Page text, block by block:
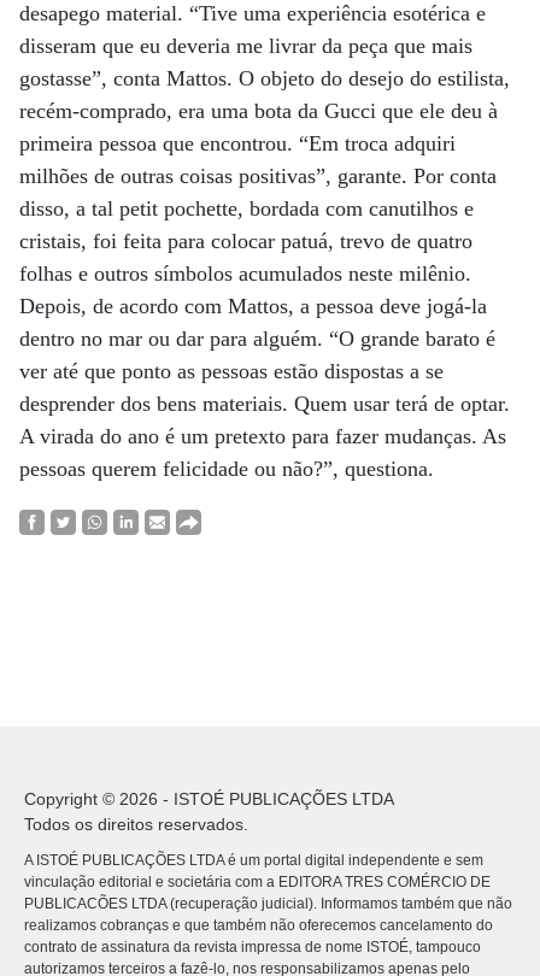
desapego material. “Tive uma experiência esotérica e
disseram que eu deveria me livrar da peça que mais
gostasse”, conta Mattos. O objeto do desejo do estilista,
recém-comprado, era uma bota da Gucci que ele deu à
primeira pessoa que encontrou. “Em troca adquiri
milhões de outras coisas positivas”, garante. Por conta
disso, a tal petit pochette, bordada com canutilhos e
cristais, foi feita para colocar patuá, trevo de quatro
folhas e outros símbolos acumulados neste milênio.
Depois, de acordo com Mattos, a pessoa deve jogá-la
dentro no mar ou dar para alguém. “O grande barato é
ver até que ponto as pessoas estão dispostas a se
desprender dos bens materiais. Quem usar terá de optar.
A virada do ano é um pretexto para fazer mudanças. As
pessoas querem felicidade ou não?”, questiona.
Copyright © 2026 - ISTOÉ PUBLICAÇÕES LTDA
Todos os direitos reservados.
A ISTOÉ PUBLICAÇÕES LTDA é um portal digital independente e sem
vinculação editorial e societária com a EDITORA TRES COMÉRCIO DE
PUBLICACÕES LTDA (recuperação judicial). Informamos também que não
realizamos cobranças e que também não oferecemos cancelamento do
contrato de assinatura da revista impressa de nome ISTOÉ, tampouco
autorizamos terceiros a fazê-lo, nos responsabilizamos apenas pelo